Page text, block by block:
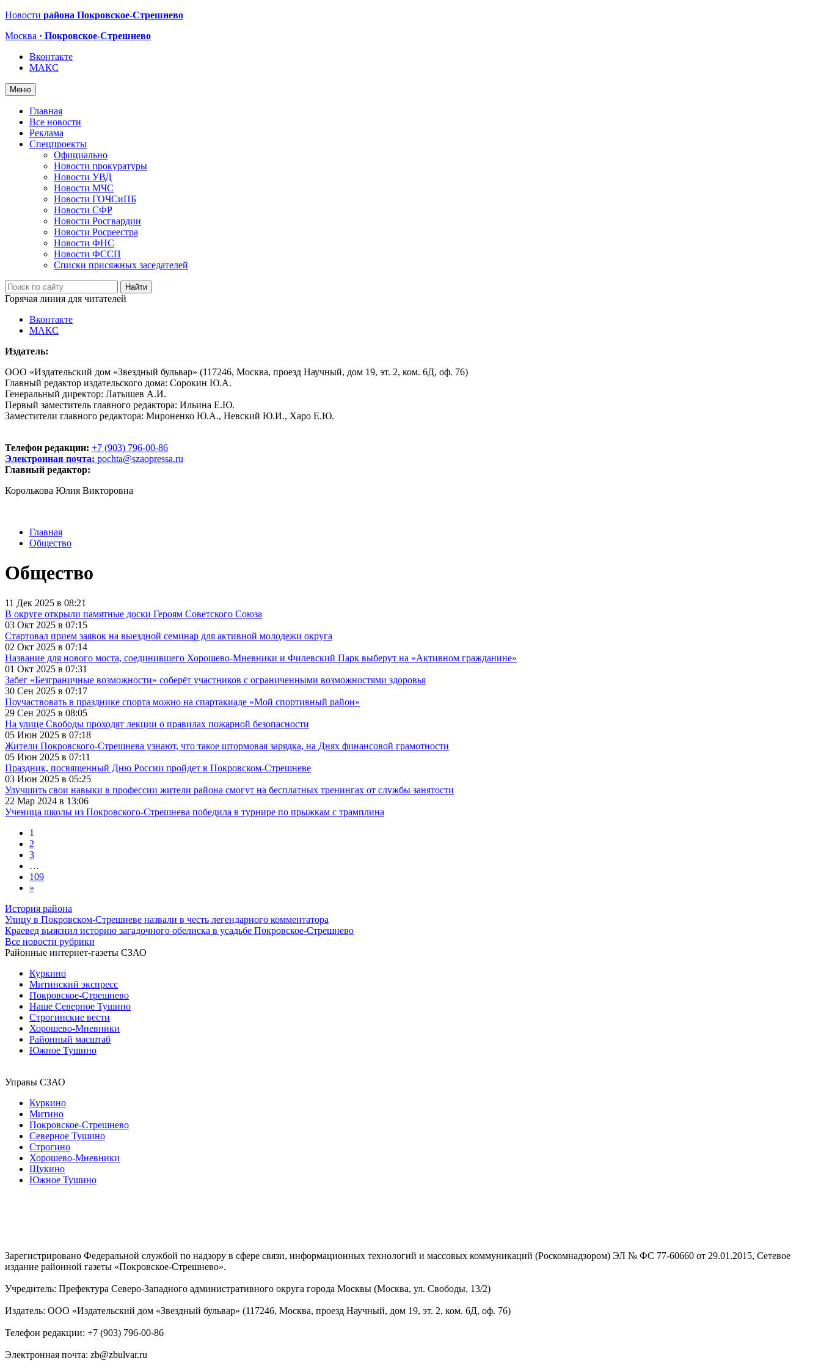
Новости района Покровское-Стрешнево
Москва · Покровское-Стрешнево
Вконтакте
МАКС
Меню
Главная
Все новости
Реклама
Спецпроекты
Официально
Новости прокуратуры
Новости УВД
Новости МЧС
Новости ГОЧСиПБ
Новости СФР
Новости Росгвардии
Новости Росреестра
Новости ФНС
Новости ФССП
Списки присяжных заседателей
Горячая линия для читателей
Вконтакте
МАКС
Издатель:
ООО «Издательский дом «Звездный бульвар» (117246, Москва, проезд Научный, дом 19, эт. 2, ком. 6Д, оф. 76)
Главный редактор издательского дома: Сорокин Ю.А.
Генеральный директор: Латышев А.И.
Первый заместитель главного редактора: Ильина Е.Ю.
Заместители главного редактора: Мироненко Ю.А., Невский Ю.И., Харо Е.Ю.
Телефон редакции: +7 (903) 796-00-86
Электронная почта: pochta@szaopressa.ru
Главный редактор:
Королькова Юлия Викторовна
Главная
Общество
Общество
11 Дек 2025 в 08:21
В округе открыли памятные доски Героям Советского Союза
03 Окт 2025 в 07:15
Стартовал прием заявок на выездной семинар для активной молодежи округа
02 Окт 2025 в 07:14
Название для нового моста, соединившего Хорошево-Мневники и Филевский Парк выберут на «Активном гражданине»
01 Окт 2025 в 07:31
Забег «Безграничные возможности» соберёт участников с ограниченными возможностями здоровья
30 Сен 2025 в 07:17
Поучаствовать в празднике спорта можно на спартакиаде «Мой спортивный район»
29 Сен 2025 в 08:05
На улице Свободы проходят лекции о правилах пожарной безопасности
05 Июн 2025 в 07:18
Жители Покровского-Стрешнева узнают, что такое штормовая зарядка, на Днях финансовой грамотности
05 Июн 2025 в 07:11
Праздник, посвященный Дню России пройдет в Покровском-Стрешневе
03 Июн 2025 в 05:25
Улучшить свои навыки в профессии жители района смогут на бесплатных тренингах от службы занятости
22 Мар 2024 в 13:06
Ученица школы из Покровского-Стрешнева победила в турнире по прыжкам с трамплина
1
2
3
…
109
»
История района
Улицу в Покровском-Стрешневе назвали в честь легендарного комментатора
Краевед выяснил историю загадочного обелиска в усадьбе Покровское-Стрешнево
Все новости рубрики
Районные интернет-газеты СЗАО
Куркино
Митинский экспресс
Покровское-Стрешнево
Наше Северное Тушино
Строгинские вести
Хорошево-Мневники
Районный масштаб
Южное Тушино
Управы СЗАО
Куркино
Митино
Покровское-Стрешнево
Северное Тушино
Строгино
Хорошево-Мневники
Щукино
Южное Тушино
Зарегистрировано Федеральной службой по надзору в сфере связи, информационных технологий и массовых коммуникаций (Роскомнадзором) ЭЛ № ФС 77-60660 от 29.01.2015, Сетевое
издание районной газеты «Покровское-Стрешнево».
Учредитель: Префектура Северо-Западного административного округа города Москвы (Москва, ул. Свободы, 13/2)
Издатель: ООО «Издательский дом «Звездный бульвар» (117246, Москва, проезд Научный, дом 19, эт. 2, ком. 6Д, оф. 76)
Телефон редакции: +7 (903) 796-00-86
Электронная почта: zb@zbulvar.ru